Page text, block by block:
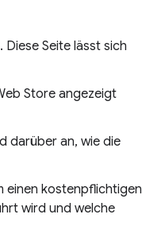
Seite lässt sich
Store angezeigt
darüber an, wie die
einen kostenpflichtigen
wird und welche